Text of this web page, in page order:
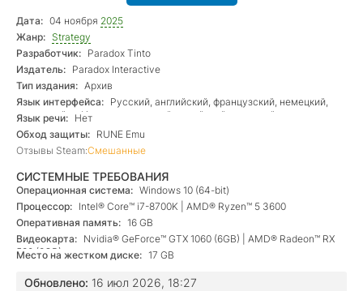
Дата: 04 ноября 2025
Жанр: Strategy
Разработчик: Paradox Tinto
Издатель: Paradox Interactive
Тип издания: Архив
Язык интерфейса: Русский, английский, французский, немецкий,
испанский — Испания, японский, корейский, польский,
португальский — Бразилия, китайский (упр.), турецкий
Язык речи: Нет
Обход защиты: RUNE Emu
Отзывы Steam:Смешанные
СИСТЕМНЫЕ ТРЕБОВАНИЯ
Операционная система: Windows 10 (64-bit)
Процессор: Intel® Core™ i7-8700K | AMD® Ryzen™ 5 3600
Оперативная память: 16 GB
Видеокарта: Nvidia® GeForce™ GTX 1060 (6GB) | AMD® Radeon™ RX
580 (8GB)
Место на жестком диске: 17 GB
Обновлено: 16 июл 2026, 18:27